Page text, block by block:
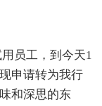
员工，到今天1
申请转为我行
和深思的东